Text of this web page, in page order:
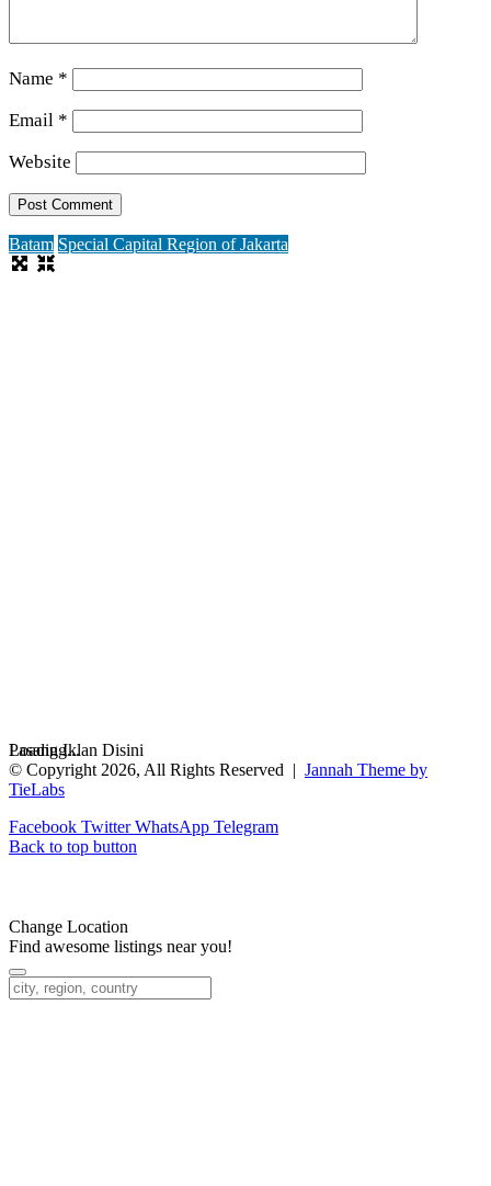
Name *
Email *
Website
Batam Special Capital Region of Jakarta
Loading...
Pasang Iklan Disini
© Copyright 2026, All Rights Reserved | Jannah Theme by
TieLabs
Facebook Twitter WhatsApp Telegram
Back to top button
Change Location
Find awesome listings near you!
Change Location